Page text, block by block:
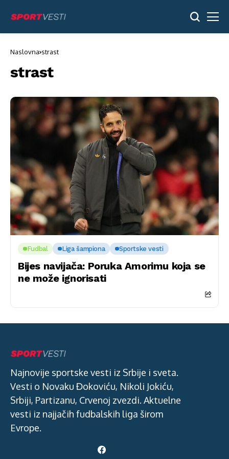
Naslovna strast
strast
Fudbal Liga šampiona Sportske vesti
Bijes navijača: Poruka Amorimu koja se
ne može ignorisati
Najnovije sportske vesti iz Srbije i sveta.
Vesti o Novaku Đokoviću, Nikoli Jokiću,
Srbiji, Partizanu, Crvenoj zvezdi. Aktuelne
vesti iz najjačih fudbalskih liga širom
Evrope.